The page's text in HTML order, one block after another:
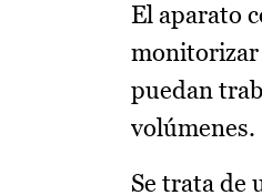
El aparato
monitorizar
puedan
volúmenes.
Se trata de